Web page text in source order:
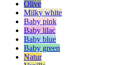
Olive
Milky white
Baby pink
Baby lilac
Baby blue
Baby green
Natur